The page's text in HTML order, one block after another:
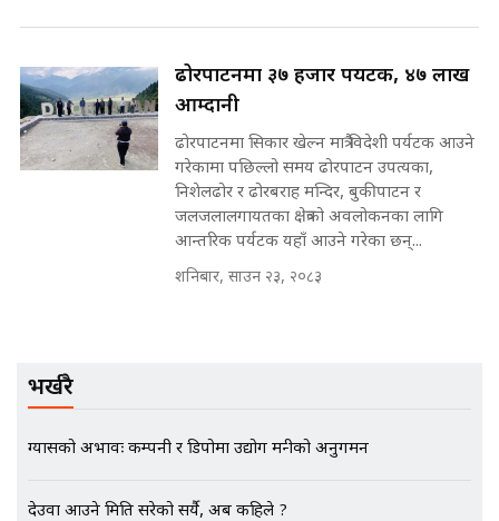
पूर्व मन्त्री रञ्जिता || SIDHAKURA
मन्त्रीले घुस डिल गरेको अडियो ! दुई झोला
नोट मन्त्रीलाई घुस | SIDHAKURA |
SIDHAKURA INVESTIGATION |
गोप्य अडियो र म्यासेज, गृह मन्त्रालय
ढोरपाटनमा ३७ हजार पर्यटक, ४७ लाख
आम्दानी
ढोरपाटनमा सिकार खेल्न मात्रै विदेशी पर्यटक आउने
गरेकामा पछिल्लो समय ढोरपाटन उपत्यका,
निशेलढोर र ढोरबराह मन्दिर, बुकीपाटन र
जलजलालगायतका क्षेत्रको अवलोकनका लागि
आन्तरिक पर्यटक यहाँ आउने गरेका छन्...
शनिबार, साउन २३, २०८३
भर्खरै
ग्यासको अभावः कम्पनी र डिपोमा उद्योग मन्त्रीको अनुगमन
देउवा आउने मिति सरेको सर्यै, अब कहिले ?